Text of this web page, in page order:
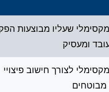
שעליו מבוצעות
ומעסיק
לצורך חישוב פיצויי
מבוטחים